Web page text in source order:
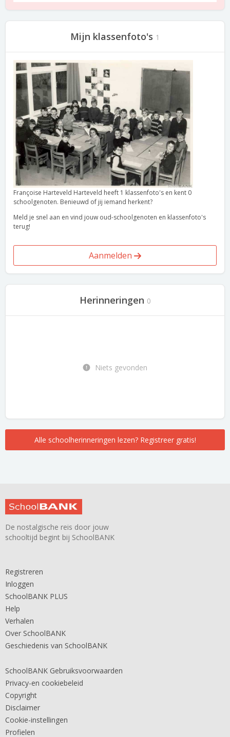
Mijn klassenfoto's 1
Françoise Harteveld Harteveld heeft 1 klassenfoto's en kent 0
schoolgenoten. Benieuwd of jij iemand herkent?
Meld je snel aan en vind jouw oud-schoolgenoten en klassenfoto's
terug!
Aanmelden
Herinneringen 0
Niets gevonden
Alle schoolherinneringen lezen? Registreer gratis!
De nostalgische reis door jouw
schooltijd begint bij SchoolBANK
Registreren
Inloggen
SchoolBANK PLUS
Help
Verhalen
Over SchoolBANK
Geschiedenis van SchoolBANK
SchoolBANK Gebruiksvoorwaarden
Privacy-en cookiebeleid
Copyright
Disclaimer
Cookie-instellingen
Profielen